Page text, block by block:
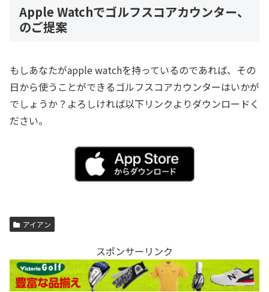
Apple Watchでゴルフスコアカウンター、
のご提案
もしあなたがapple watchを持っているのであれば、その
日から使うことができるゴルフスコアカウンターはいかが
でしょうか？よろしければ以下リンクよりダウンロードく
ださい。
アイアン
スポンサーリンク